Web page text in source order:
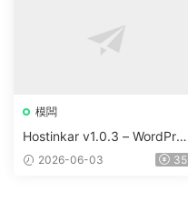
模闆
Hostinkar v1.0.3 – WordPres
s & WHMCS 主題
2026-06-03 35